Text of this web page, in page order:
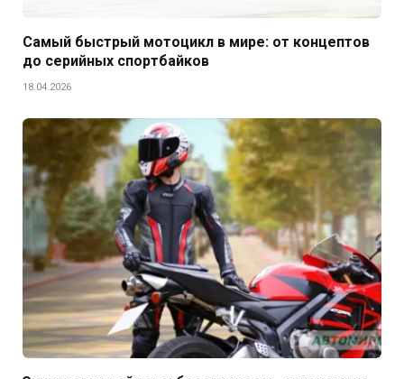
Самый быстрый мотоцикл в мире: от концептов
до серийных спортбайков
18.04.2026